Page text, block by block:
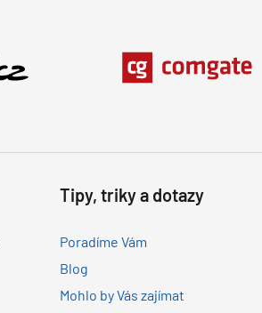
Tipy, triky a dotazy
Poradíme Vám
Blog
Mohlo by Vás zajímat